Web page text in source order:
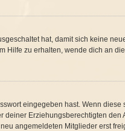
hat, damit sich keine
Hilfe zu erhalten, wende dich an
eingegeben hast. Wenn
deiner Erziehungsberechtigten
angemeldeten Mitglieder erst